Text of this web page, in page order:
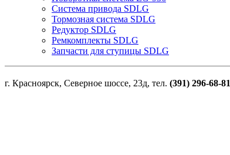
Система привода SDLG
Тормозная система SDLG
Редуктор SDLG
Ремкомплекты SDLG
Запчасти для ступицы SDLG
г. Красноярск, Северное шоссе, 23д, тел. (391) 296-68-81